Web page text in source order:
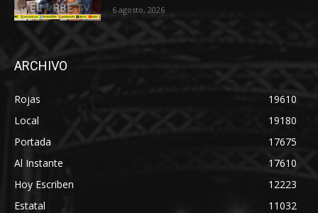
6 agosto, 2026
ARCHIVO
Rojas
19610
Local
19180
Portada
17675
Al Instante
17610
Hoy Escriben
12223
Estatal
11032